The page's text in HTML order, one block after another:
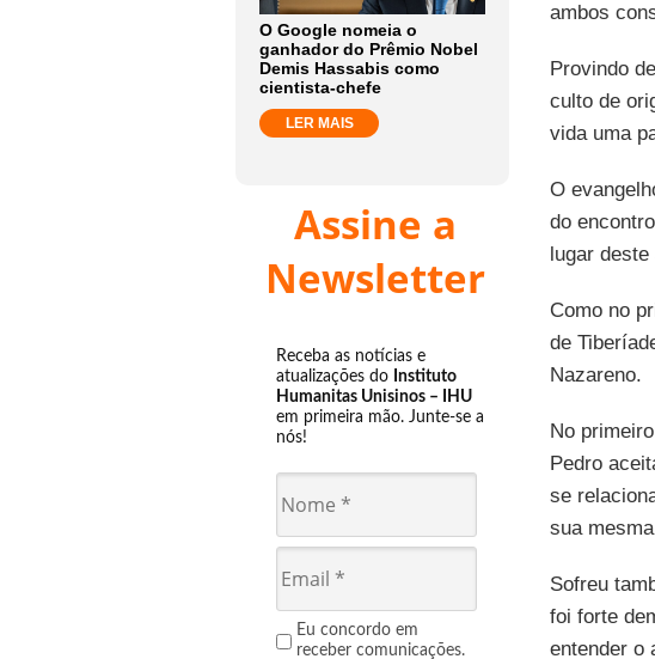
O Google nomeia o
ganhador do Prêmio Nobel
Demis Hassabis como
cientista-chefe
LER MAIS
Assine a
Newsletter
Receba as notícias e
atualizações do Instituto
Humanitas Unisinos – IHU
em primeira mão. Junte-se a
nós!
Eu concordo em
receber comunicações.
ambos
Provindo
culto de
vida uma
O
do
lugar deste
Como no
de
Nazareno.
No
Pedro
se
sua
Sofreu
foi forte
entender o